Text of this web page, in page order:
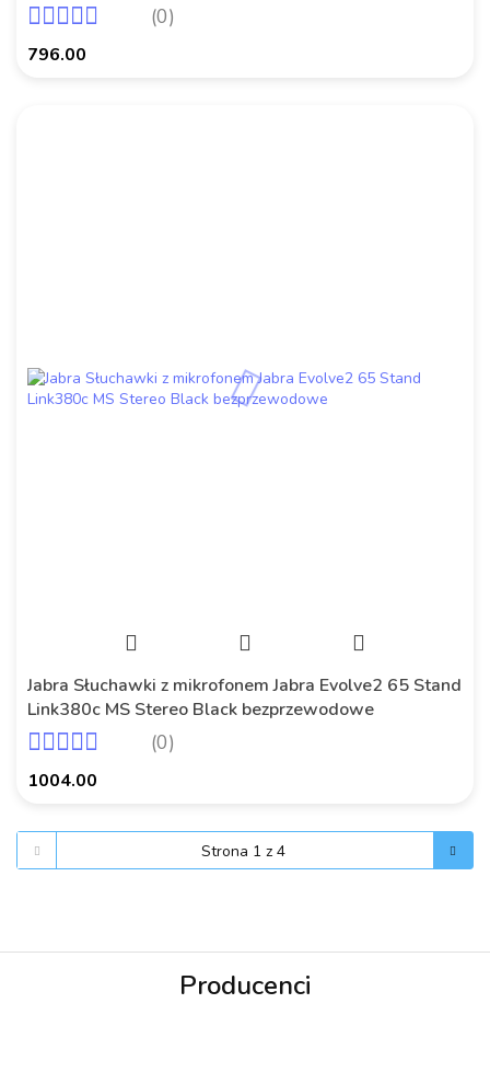
(0)
796.00
Jabra Słuchawki z mikrofonem Jabra Evolve2 65 Stand
Link380c MS Stereo Black bezprzewodowe
(0)
1004.00
Producenci